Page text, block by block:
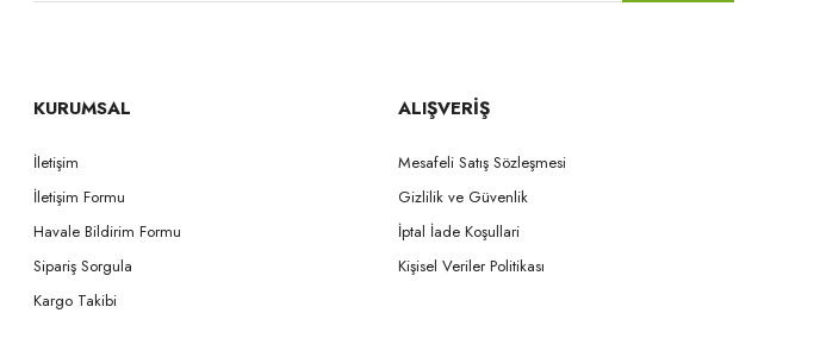
KURUMSAL
İletişim
İletişim Formu
Havale Bildirim Formu
Sipariş Sorgula
Kargo Takibi
ALIŞVERİŞ
Mesafeli Satış Sözleşmesi
Gizlilik ve Güvenlik
İptal İade Koşullari
Kişisel Veriler Politikası